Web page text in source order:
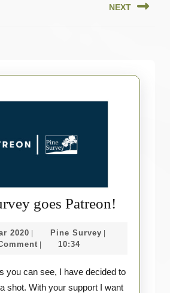
NEXT
goes Patreon!
2020 15.
Januar
| Pine Survey Pine
|
| 10:34
shot. With your support I want